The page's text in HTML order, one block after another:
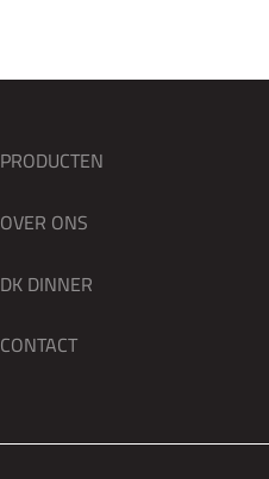
PRODUCTEN
OVER ONS
DK DINNER
CONTACT